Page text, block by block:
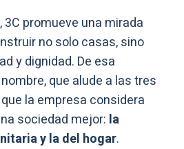
promueve una mirada
no solo casas, sino
y dignidad. De esa
que alude a las tres
la empresa considera
sociedad mejor: la
y la del hogar.